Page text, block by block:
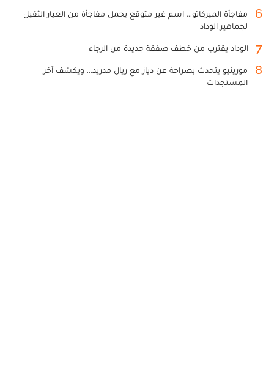
6
مفاجأة الميركاتو... اسم غير متوقع يحمل مفاجأة من العيار الثقيل
لجماهير الوداد
7 الوداد يقترب من خطف صفقة جديدة من الرجاء
8
مورينيو يتحدث بصراحة عن دياز مع ريال مدريد... ويكشف آخر
المستجدات